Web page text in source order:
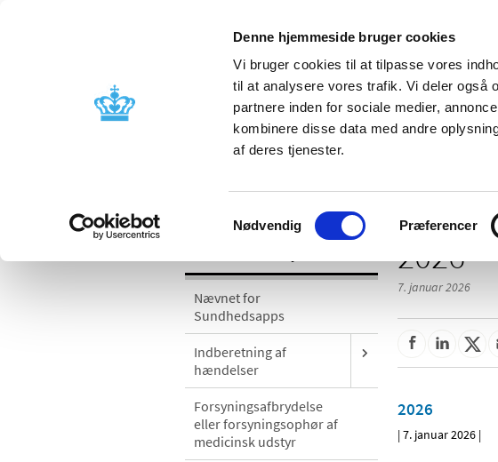
Denne hjemmeside bruger cookies
Vi bruger cookies til at tilpasse vores
til at analysere vores trafik. Vi deler også
partnere inden for sociale medier,
kombinere disse data med andre
af deres tjenester.
Samtykkevalg
Nødvendig Præferencer
Godkendelse og
Bivirkninger og
produktinformation
Nævnet for
Sundhedsapps
Indberetning af
hændelser
Forsyningsafbrydelse
eller forsyningsophør af
medicinsk udstyr
2026
7. januar 2026
2026
|7. januar 2026 |